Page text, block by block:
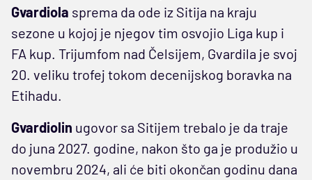
Gvardiola sprema da ode iz Sitija na kraju
sezone u kojoj je njegov tim osvojio Liga kup i
FA kup. Trijumfom nad Čelsijem, Gvardila je svoj
20. veliku trofej tokom decenijskog boravka na
Etihadu.
Gvardiolin ugovor sa Sitijem trebalo je da traje
do juna 2027. godine, nakon što ga je produžio u
novembru 2024, ali će biti okončan godinu dana